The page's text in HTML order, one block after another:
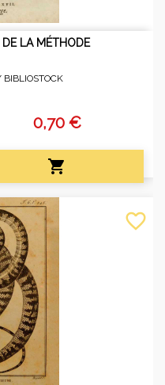
DE LA MÉTHODE
BIBLIOSTOCK
0,70 €

favorite_border